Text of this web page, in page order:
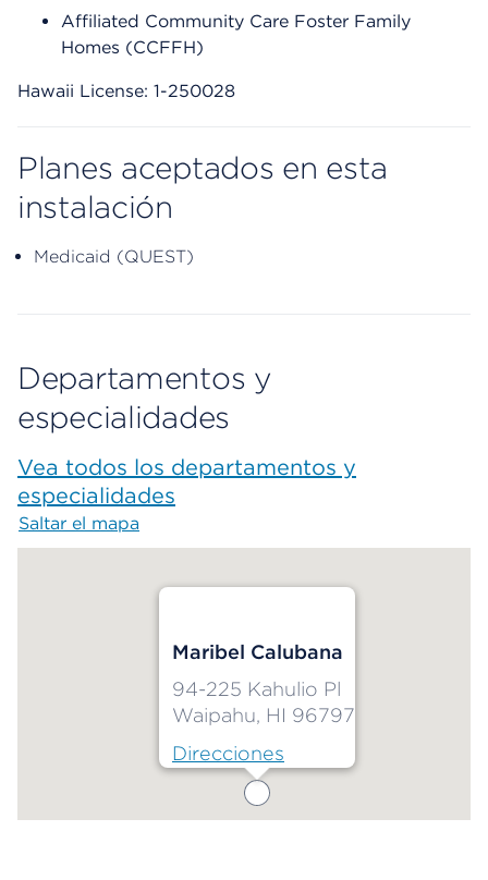
Affiliated Community Care Foster Family
Homes (CCFFH)
Hawaii License: 1-250028
Planes aceptados en esta
instalación
Medicaid (QUEST)
Departamentos y
especialidades
Vea todos los departamentos y
especialidades
Saltar el mapa
Maribel Calubana
94-225 Kahulio Pl
Waipahu, HI 96797
Direcciones